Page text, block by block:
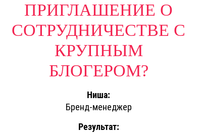
ПРИГЛАШЕНИЕ О
СОТРУДНИЧЕСТВЕ С
КРУПНЫМ
БЛОГЕРОМ?
Ниша:
Бренд-менеджер
Результат: